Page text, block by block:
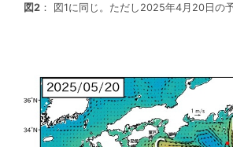
図2 ： 図1に同じ。ただし2025年4月20日の予